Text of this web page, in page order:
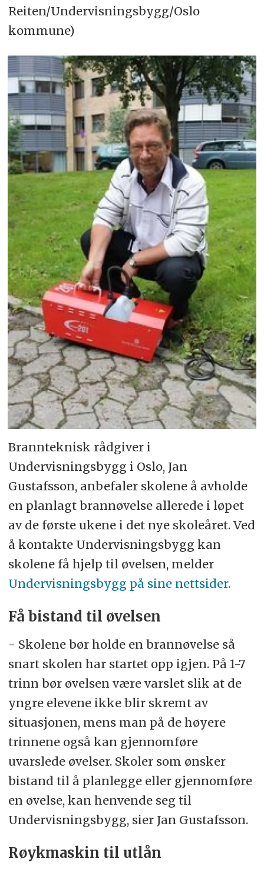
Reiten/Undervisningsbygg/Oslo
kommune)
Brannteknisk rådgiver i
Undervisningsbygg i Oslo, Jan
Gustafsson, anbefaler skolene å avholde
en planlagt brannøvelse allerede i løpet
av de første ukene i det nye skoleåret. Ved
å kontakte Undervisningsbygg kan
skolene få hjelp til øvelsen, melder
Undervisningsbygg på sine nettsider.
Få bistand til øvelsen
- Skolene bør holde en brannøvelse så
snart skolen har startet opp igjen. På 1-7
trinn bør øvelsen være varslet slik at de
yngre elevene ikke blir skremt av
situasjonen, mens man på de høyere
trinnene også kan gjennomføre
uvarslede øvelser. Skoler som ønsker
bistand til å planlegge eller gjennomføre
en øvelse, kan henvende seg til
Undervisningsbygg, sier Jan Gustafsson.
Røykmaskin til utlån